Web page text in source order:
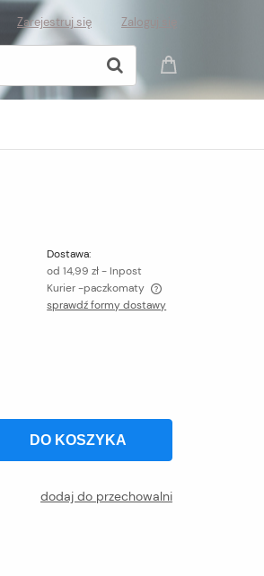
Zarejestruj się Zaloguj się
Dostawa:
od 14,99 zł - Inpost
Kurier -paczkomaty
sprawdź formy dostawy
DO KOSZYKA
dodaj do przechowalni